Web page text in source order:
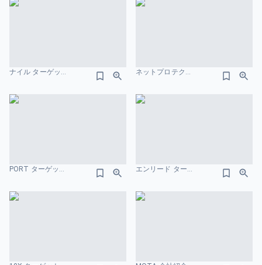
ナイル ターゲット市場のスライドデザイン ネットプロテクションズ ターゲット市場のスライドデザイン
PORT ターゲット市場のスライドデザイン エンリード ターゲット市場のスライドデザイン